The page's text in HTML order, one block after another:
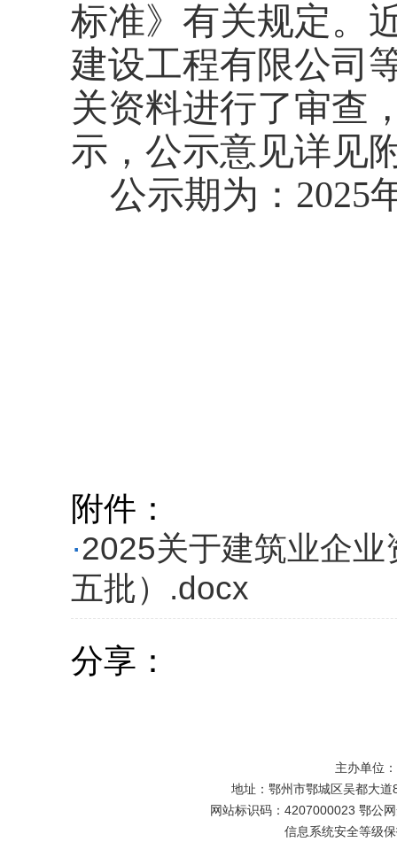
标准》有关规定。
建设工程有限公司
关资料进行了审查
示，公示意见详见
公示期为：2025
附件：
·2025关于建筑业企
五批）.docx
分享：
主办单位
地址：鄂州市鄂城区吴都大
网站标识码：4207000023 鄂公
信息系统安全等级